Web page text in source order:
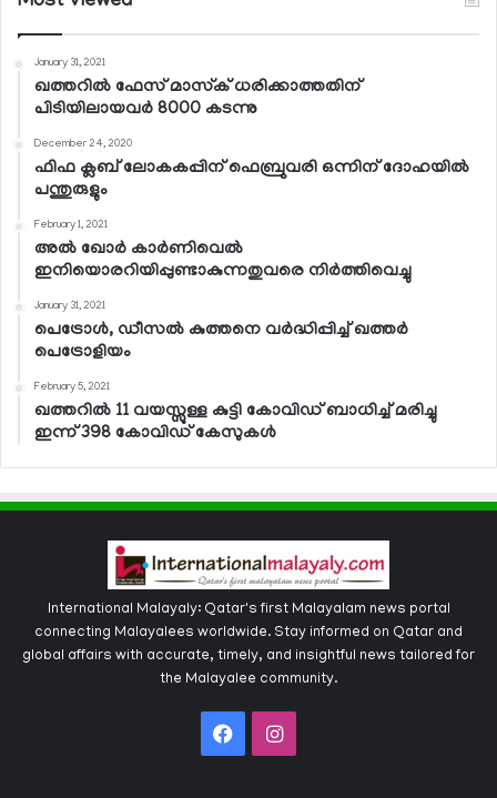
January 31, 2021
ഖത്തറില്‍ ഫേസ് മാസ്‌ക് ധരിക്കാത്തതിന്
പിടിയിലായവര്‍ 8000 കടന്നു
December 24, 2020
ഫിഫ ക്ലബ് ലോകകപ്പിന് ഫെബ്രുവരി ഒന്നിന് ദോഹയില്‍
പന്തുരുളും
February 1, 2021
അല്‍ ഖോര്‍ കാര്‍ണിവെല്‍
ഇനിയൊരറിയിപ്പുണ്ടാകുന്നതുവരെ നിര്‍ത്തിവെച്ചു
January 31, 2021
പെട്രോള്‍, ഡീസല്‍ കുത്തനെ വര്‍ദ്ധിപ്പിച്ച് ഖത്തര്‍
പെട്രോളിയം
February 5, 2021
ഖത്തറില്‍ 11 വയസ്സുള്ള കുട്ടി കോവിഡ് ബാധിച്ച് മരിച്ചു
ഇന്ന് 398 കോവിഡ് കേസുകള്‍
International Malayaly: Qatar's first Malayalam news portal
connecting Malayalees worldwide. Stay informed on Qatar and
global affairs with accurate, timely, and insightful news tailored for
the Malayalee community.
FacebookInstagram